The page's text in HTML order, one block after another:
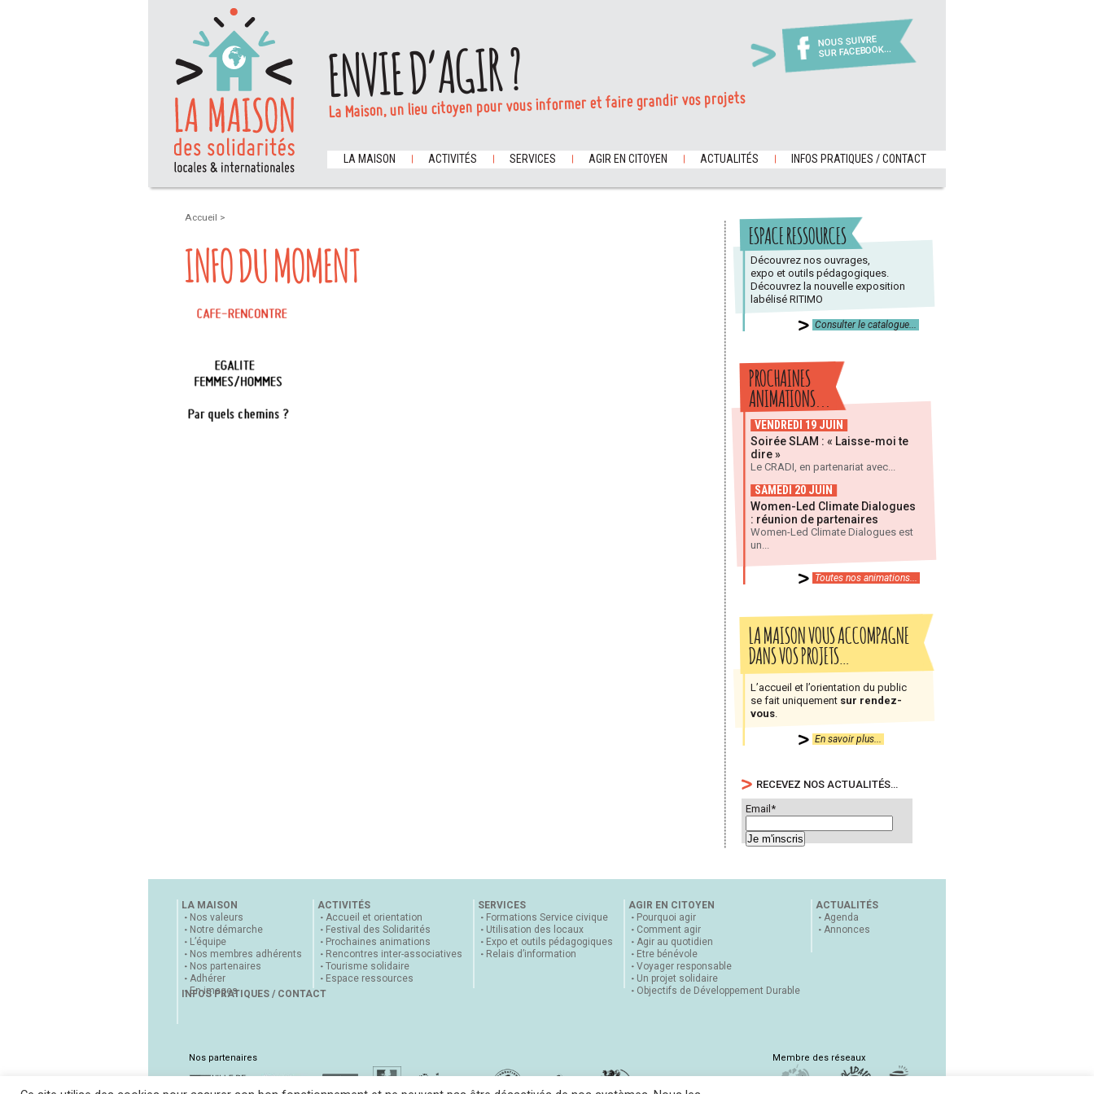
NOUS SUIVRE
SUR FACEBOOK...
ENVIE D’AGIR ?
La Maison, un lieu citoyen pour vous informer et faire grandir vos projets
LA MAISON ACTIVITÉS SERVICES AGIR EN CITOYEN ACTUALITÉS INFOS PRATIQUES / CONTACT
Accueil >
INFO DU MOMENT
ESPACE RESSOURCES
Découvrez nos ouvrages,
expo et outils pédagogiques.
Découvrez la nouvelle exposition
labélisé RITIMO
Consulter le catalogue...
PROCHAINES
ANIMATIONS...
VENDREDI 19 JUIN
Soirée SLAM : « Laisse-moi te
dire »
Le CRADI, en partenariat avec...
SAMEDI 20 JUIN
Women-Led Climate Dialogues
: réunion de partenaires
Women-Led Climate Dialogues est
un...
Toutes nos animations...
LA MAISON VOUS ACCOMPAGNE
DANS VOS PROJETS…
L’accueil et l’orientation du public
se fait uniquement sur rendez-
vous
En savoir plus...
RECEVEZ NOS ACTUALITÉS…
Email*
LA MAISON
Nos valeurs
Notre démarche
L’équipe
Nos membres adhérents
Nos partenaires
Adhérer
En images
ACTIVITÉS
Accueil et orientation
Festival des Solidarités
Prochaines animations
Rencontres inter-associatives
Tourisme solidaire
Espace ressources
SERVICES
Formations Service civique
Utilisation des locaux
Expo et outils pédagogiques
Relais d’information
AGIR EN CITOYEN
Pourquoi agir
Comment agir
Agir au quotidien
Etre bénévole
Voyager responsable
Un projet solidaire
Objectifs de Développement Durable
ACTUALITÉS
Agenda
Annonces
INFOS PRATIQUES / CONTACT
Nos partenaires Membre des réseaux